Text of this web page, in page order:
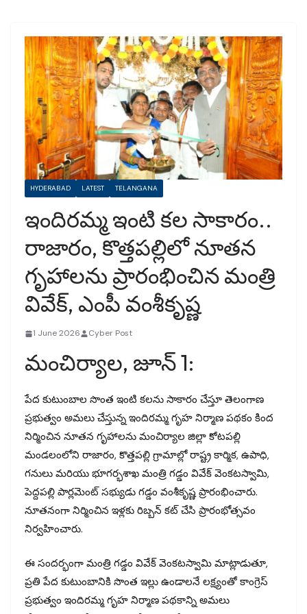
HYDERABAD LATEST TELANGANA
ఇందిరమ్మ ఇంటి కల సాకారం..
రాజారం, కొత్తపల్లిలో నూతన
గృహాలను ప్రారంభించిన మంత్రి
వివేక్, ఎంపీ వంశీకృష్ణ
1 June 2026 Cyber Post
మంచిర్యాల, జూన్ 1:
పేద కుటుంబాల సొంత ఇంటి కలను సాకారం చేస్తూ తెలంగాణ
ప్రభుత్వం అమలు చేస్తున్న ఇందిరమ్మ గృహ నిర్మాణ పథకం కింద
నిర్మించిన నూతన గృహాలను మంచిర్యాల జిల్లా కోటపల్లి
మండలంలోని రాజారం, కొత్తపల్లి గ్రామాల్లో రాష్ట్ర కార్మిక, ఉపాధి,
గనులు మరియు భూగర్భశాఖ మంత్రి గడ్డం వివేక్ వెంకటస్వామి,
పెద్దపల్లి పార్లమెంట్ సభ్యుడు గడ్డం వంశీకృష్ణ ప్రారంభించారు.
నూతనంగా నిర్మించిన ఇళ్లకు రిబ్బన్ కట్ చేసి ప్రారంభోత్సవం
నిర్వహించారు.
ఈ సందర్భంగా మంత్రి గడ్డం వివేక్ వెంకటస్వామి మాట్లాడుతూ,
ప్రతి పేద కుటుంబానికి సొంత ఇల్లు ఉండాలనే లక్ష్యంతో కాంగ్రెస్
ప్రభుత్వం ఇందిరమ్మ గృహ నిర్మాణ పథకాన్ని అమలు